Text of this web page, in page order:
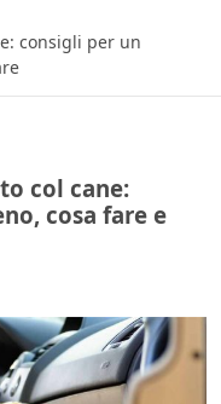
consigli per un
col cane:
cosa fare e